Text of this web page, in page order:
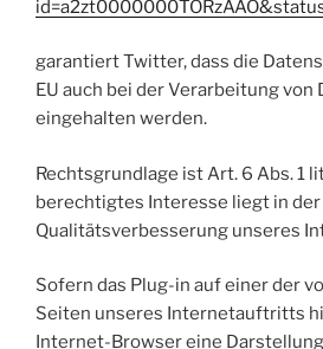
garantiert Twitter, dass die
EU auch bei der Verarbeitung von
eingehalten werden.
Rechtsgrundlage ist Art. 6 Abs. 1
berechtigtes Interesse liegt in der
Qualitätsverbesserung unseres
Sofern das Plug-in auf einer der
Seiten unseres Internetauftritts
Internet-Browser eine